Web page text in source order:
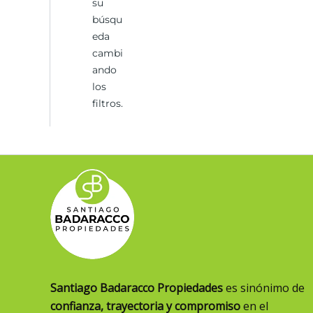
su
búsqu
eda
cambi
ando
los
filtros.
Santiago Badaracco Propiedadeses sinónimo de
confianza, trayectoria y compromisoen el